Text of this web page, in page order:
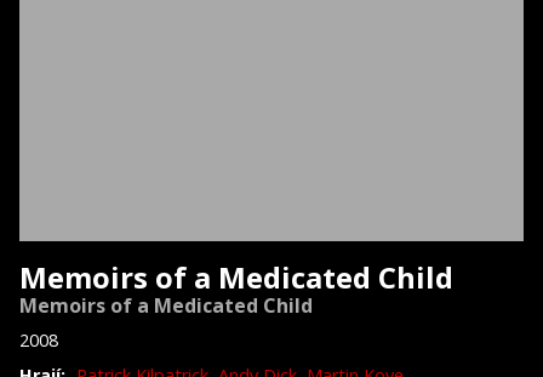
Memoirs of a Medicated Child
Memoirs of a Medicated Child
2008